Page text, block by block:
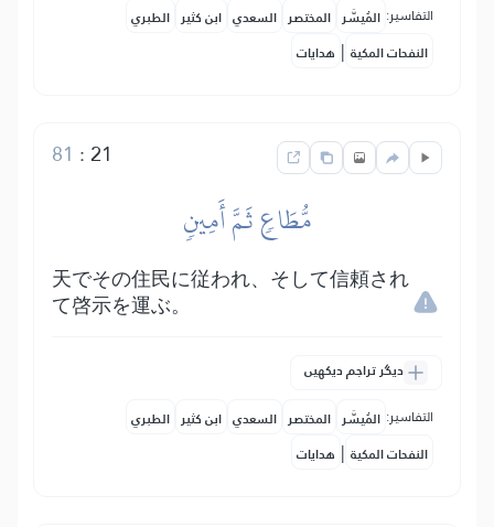
التفاسير: المُيسَّر المختصر السعدي ابن كثير الطبري
النفحات المكية | هدايات
21
:
81
مُّطَاعٖ ثَمَّ أَمِينٖ
天でその住民に従われ、そして信頼され
て啓示を運ぶ。
دیگر تراجم دیکھیں
التفاسير: المُيسَّر المختصر السعدي ابن كثير الطبري
النفحات المكية | هدايات